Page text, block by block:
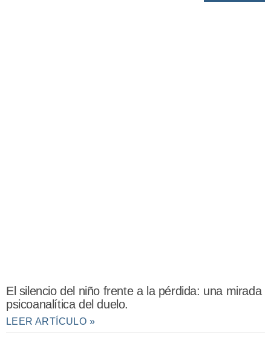
El silencio del niño frente a la pérdida: una mirada
psicoanalítica del duelo.
LEER ARTÍCULO »